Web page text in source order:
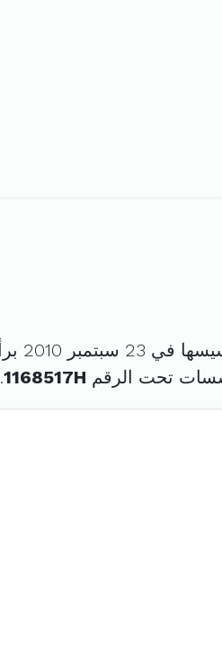
2010 برأس مال قدره
تحت الرقم 1168517H
.